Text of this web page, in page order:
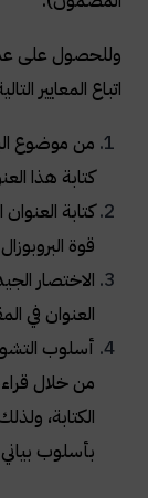
وللحصول على
اتباع المعايير
من موضوع
كتابة هذا
كتابة
قوة
الاختصار
العنوان في
أسلوب
من خلال
الكتابة،
بأسلوب